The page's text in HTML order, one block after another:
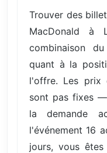
Trouver des
MacDonald à
combinaison
quant à la
l'offre. Les prix
sont pas fixes
la demande
l'événement 16
jours, vous